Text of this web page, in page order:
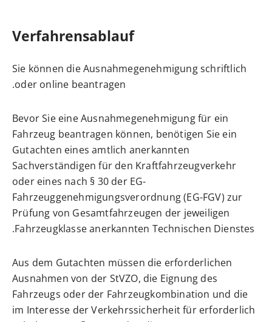
Verfahrensablauf
Sie können die Ausnahmegenehmigung schriftlich
oder online beantragen.
Bevor Sie eine Ausnahmegenehmigung für ein
Fahrzeug beantragen können, benötigen Sie ein
Gutachten eines amtlich anerkannten
Sachverständigen für den Kraftfahrzeugverkehr
oder eines nach § 30 der EG-
Fahrzeuggenehmigungsverordnung (EG-FGV) zur
Prüfung von Gesamtfahrzeugen der jeweiligen
Fahrzeugklasse anerkannten Technischen Dienstes.
Aus dem Gutachten müssen die erforderlichen
Ausnahmen von der StVZO, die Eignung des
Fahrzeugs oder der Fahrzeugkombination und die
im Interesse der Verkehrssicherheit für erforderlich